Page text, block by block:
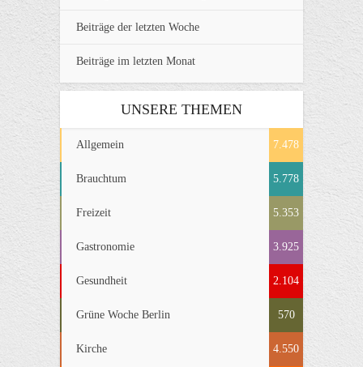
Beiträge der letzten Woche
Beiträge im letzten Monat
UNSERE THEMEN
Allgemein 7.478
Brauchtum 5.778
Freizeit 5.353
Gastronomie 3.925
Gesundheit 2.104
Grüne Woche Berlin 570
Kirche 4.550